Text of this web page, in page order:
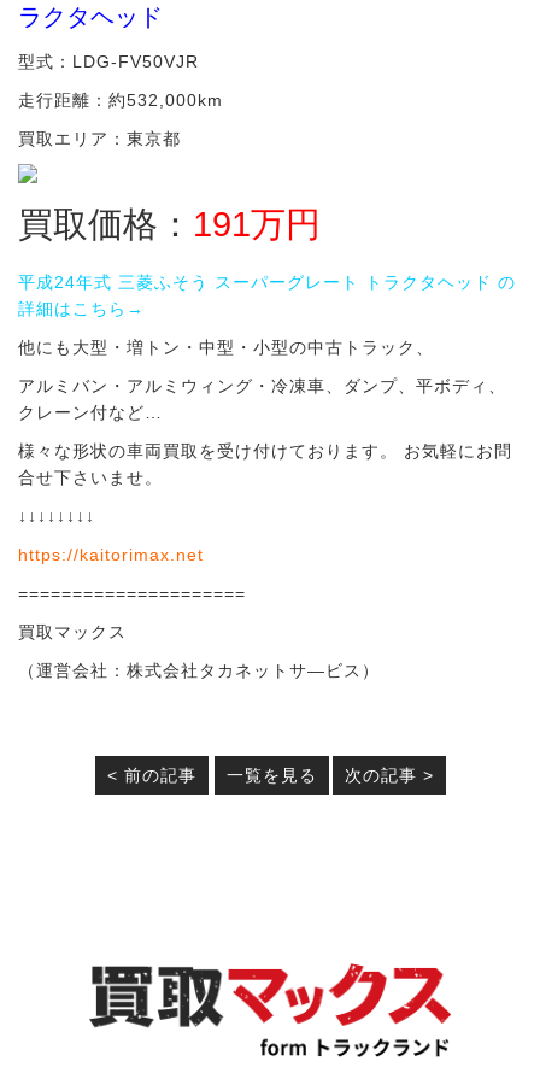
ラクタヘッド
型式：LDG-FV50VJR
走行距離：約532,000km
買取エリア：東京都
買取価格： 191万円
平成24年式 三菱ふそう スーパーグレート トラクタヘッド の
詳細はこちら→
他にも大型・増トン・中型・小型の中古トラック、
アルミバン・アルミウィング・冷凍車、ダンプ、平ボディ、
クレーン付など…
様々な形状の車両買取を受け付けております。 お気軽にお問
合せ下さいませ。
↓↓↓↓↓↓↓↓
https://kaitorimax.net
=====================
買取マックス
（運営会社：株式会社タカネットサ―ビス）
< 前の記事 一覧を見る 次の記事 >